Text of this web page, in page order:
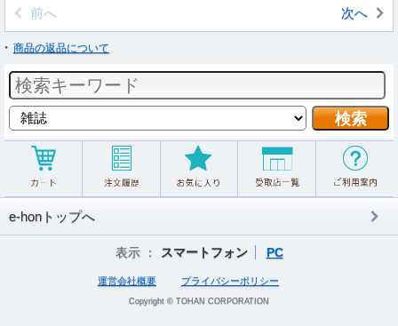
前へ 次へ
商品の返品について
e-honトップへ
表示 ： スマートフォン PC
運営会社概要 プライバシーポリシー
Copyright © TOHAN CORPORATION